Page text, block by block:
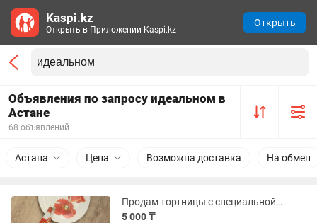
Объявления по запросу идеальном в
Астане
68 объявлений
Астана Цена Возможна доставка На обмен
Продам тортницы с специальной ложкой , 2 штуки в идеальном
5 000 ₸
Kaspi.kz
Открыть в Приложении Kaspi.kz
Открыть